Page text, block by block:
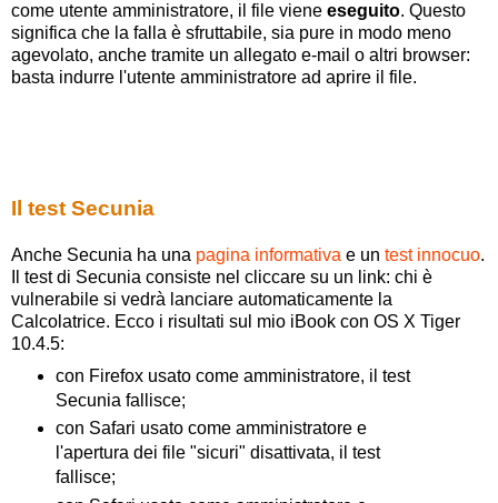
come utente amministratore, il file viene eseguito. Questo
significa che la falla è sfruttabile, sia pure in modo meno
agevolato, anche tramite un allegato e-mail o altri browser:
basta indurre l'utente amministratore ad aprire il file.
Il test Secunia
Anche Secunia ha una pagina informativa e un test innocuo.
Il test di Secunia consiste nel cliccare su un link: chi è
vulnerabile si vedrà lanciare automaticamente la
Calcolatrice. Ecco i risultati sul mio iBook con OS X Tiger
10.4.5:
con Firefox usato come amministratore, il test
Secunia fallisce;
con Safari usato come amministratore e
l'apertura dei file "sicuri" disattivata, il test
fallisce;